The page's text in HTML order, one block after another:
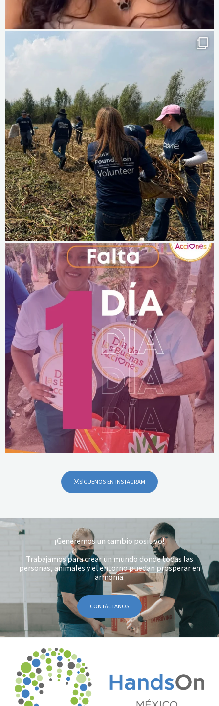
SÍGUENOS EN INSTAGRAM
¡Generemos un cambio positivo!
Trabajamos para crear un mundo donde todas las
personas, animales y el entorno puedan prosperar en
armonía.
CONTÁCTANOS